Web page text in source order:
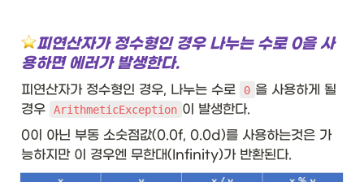
피연산자가 정수형인 경우 나누는 수로 0을 사
용하면 에러가 발생한다.
피연산자가 정수형인 경우, 나누는 수로 0 을 사용하게 될
경우
ArithmeticException 이 발생한다.
0이 아닌 부동 소숫점값(0.0f, 0.0d)를 사용하는것은 가
능하지만 이 경우엔 무한대(Infinity)가 반환된다.